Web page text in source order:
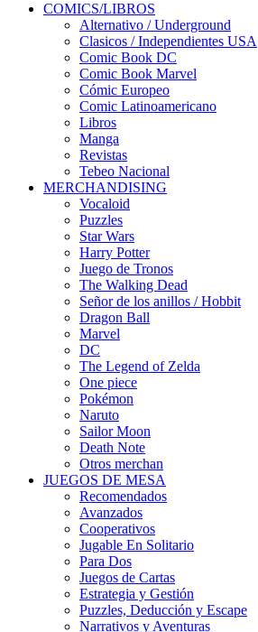
COMICS/LIBROS
Alternativo / Underground
Clasicos / Independientes USA
Comic Book DC
Comic Book Marvel
Cómic Europeo
Comic Latinoamericano
Libros
Manga
Revistas
Tebeo Nacional
MERCHANDISING
Vocaloid
Puzzles
Star Wars
Harry Potter
Juego de Tronos
The Walking Dead
Señor de los anillos / Hobbit
Dragon Ball
Marvel
DC
The Legend of Zelda
One piece
Pokémon
Naruto
Sailor Moon
Death Note
Otros merchan
JUEGOS DE MESA
Recomendados
Avanzados
Cooperativos
Jugable En Solitario
Para Dos
Juegos de Cartas
Estrategia y Gestión
Puzzles, Deducción y Escape
Narrativos y Aventuras